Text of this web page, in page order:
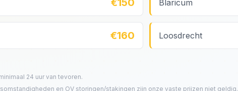
€150 Blaricum
€160 Loosdrecht
24 uur van tevoren.
en OV storingen/stakingen zijn onze vaste prijzen niet geldig.